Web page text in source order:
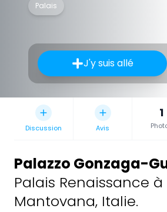
Palais
J'y suis allé
Discussion Avis
1
Palazzo Gonzaga-
Palais Renaissance
Mantovana, Italie.